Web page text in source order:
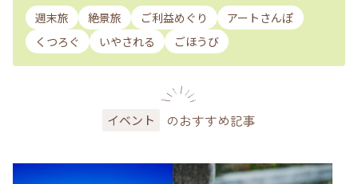
週末旅 絶景旅 ご利益めぐり
アートさんぽ
くつろぐ
いやされる ごほうび
イベント のおすすめ記事